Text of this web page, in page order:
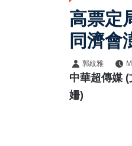
高票定
同濟會
第53屆
新局
選主席
郭紋雅
中華超傳媒
姍)